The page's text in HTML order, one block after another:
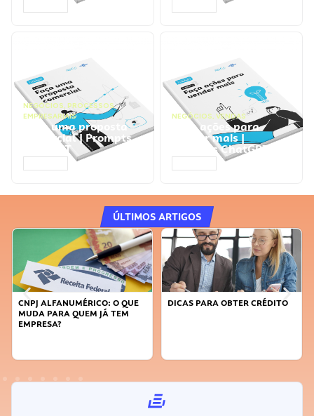
NEGÓCIOS, PROCESSOS
EMPRESARIAIS
Faça uma proposta
comercial | Prompts
ChatGPT
NEGÓCIOS, VENDAS
Faça ações para
vender mais |
Prompts ChatGPT
ÚLTIMOS ARTIGOS
CNPJ ALFANUMÉRICO: O QUE
MUDA PARA QUEM JÁ TEM
EMPRESA?
DICAS PARA OBTER CRÉDITO